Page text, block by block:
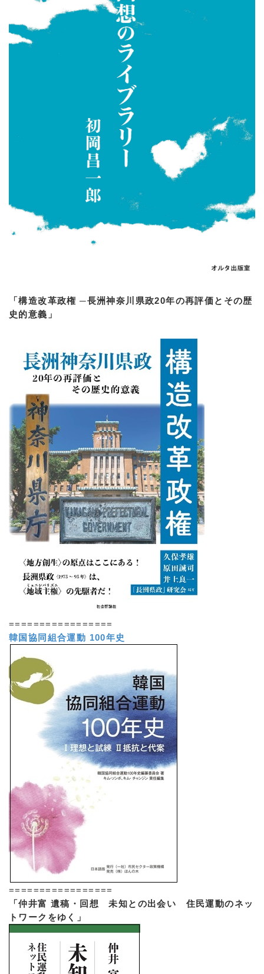
「構造改革政権 ─長洲神奈川県政20年の再評価とその歴
史的意義」
=================
韓国協同組合運動 100年史
=================
「仲井富 遺稿・回想 未知との出会い 住民運動のネッ
トワークをゆく」